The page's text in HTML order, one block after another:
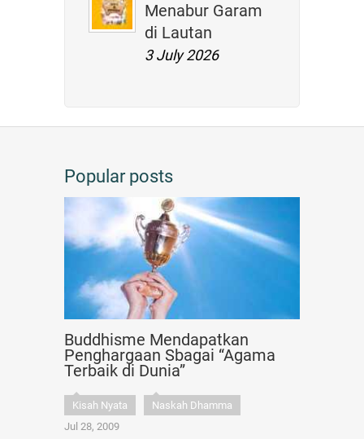
Menabur Garam
di Lautan
3 July 2026
Popular posts
Buddhisme Mendapatkan
Penghargaan Sbagai “Agama
Terbaik di Dunia”
Kisah Nyata
Naskah Dhamma
Jul 28, 2009